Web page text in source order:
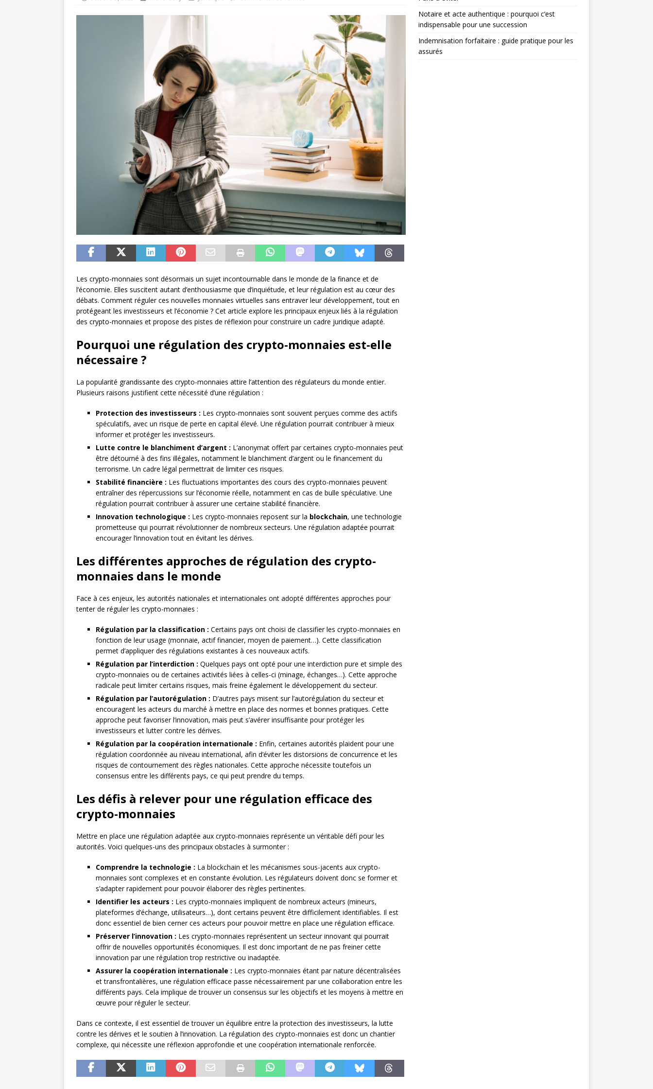
Les crypto-monnaies sont désormais un sujet incontournable dans le monde de la finance et de
l’économie. Elles suscitent autant d’enthousiasme que d’inquiétude, et leur régulation est au cœur des
débats. Comment réguler ces nouvelles monnaies virtuelles sans entraver leur développement, tout en
protégeant les investisseurs et l’économie ? Cet article explore les principaux enjeux liés à la régulation
des crypto-monnaies et propose des pistes de réflexion pour construire un cadre juridique adapté.
Pourquoi une régulation des crypto-monnaies est-elle
nécessaire ?
La popularité grandissante des crypto-monnaies attire l’attention des régulateurs du monde entier.
Plusieurs raisons justifient cette nécessité d’une régulation :
Protection des investisseurs : Les crypto-monnaies sont souvent perçues comme des actifs
spéculatifs, avec un risque de perte en capital élevé. Une régulation pourrait contribuer à mieux
informer et protéger les investisseurs.
Lutte contre le blanchiment d’argent : L’anonymat offert par certaines crypto-monnaies peut
être détourné à des fins illégales, notamment le blanchiment d’argent ou le financement du
terrorisme. Un cadre légal permettrait de limiter ces risques.
Stabilité financière : Les fluctuations importantes des cours des crypto-monnaies peuvent
entraîner des répercussions sur l’économie réelle, notamment en cas de bulle spéculative. Une
régulation pourrait contribuer à assurer une certaine stabilité financière.
Innovation technologique : Les crypto-monnaies reposent sur la blockchain, une technologie
prometteuse qui pourrait révolutionner de nombreux secteurs. Une régulation adaptée pourrait
encourager l’innovation tout en évitant les dérives.
Les différentes approches de régulation des crypto-
monnaies dans le monde
Face à ces enjeux, les autorités nationales et internationales ont adopté différentes approches pour
tenter de réguler les crypto-monnaies :
Régulation par la classification : Certains pays ont choisi de classifier les crypto-monnaies en
fonction de leur usage (monnaie, actif financier, moyen de paiement…). Cette classification
permet d’appliquer des régulations existantes à ces nouveaux actifs.
Régulation par l’interdiction : Quelques pays ont opté pour une interdiction pure et simple des
crypto-monnaies ou de certaines activités liées à celles-ci (minage, échanges…). Cette approche
radicale peut limiter certains risques, mais freine également le développement du secteur.
Régulation par l’autorégulation : D’autres pays misent sur l’autorégulation du secteur et
encouragent les acteurs du marché à mettre en place des normes et bonnes pratiques. Cette
approche peut favoriser l’innovation, mais peut s’avérer insuffisante pour protéger les
investisseurs et lutter contre les dérives.
Régulation par la coopération internationale : Enfin, certaines autorités plaident pour une
régulation coordonnée au niveau international, afin d’éviter les distorsions de concurrence et les
risques de contournement des règles nationales. Cette approche nécessite toutefois un
consensus entre les différents pays, ce qui peut prendre du temps.
Les défis à relever pour une régulation efficace des
crypto-monnaies
Mettre en place une régulation adaptée aux crypto-monnaies représente un véritable défi pour les
autorités. Voici quelques-uns des principaux obstacles à surmonter :
Comprendre la technologie : La blockchain et les mécanismes sous-jacents aux crypto-
monnaies sont complexes et en constante évolution. Les régulateurs doivent donc se former et
s’adapter rapidement pour pouvoir élaborer des règles pertinentes.
Identifier les acteurs : Les crypto-monnaies impliquent de nombreux acteurs (mineurs,
plateformes d’échange, utilisateurs…), dont certains peuvent être difficilement identifiables. Il est
donc essentiel de bien cerner ces acteurs pour pouvoir mettre en place une régulation efficace.
Préserver l’innovation : Les crypto-monnaies représentent un secteur innovant qui pourrait
offrir de nouvelles opportunités économiques. Il est donc important de ne pas freiner cette
innovation par une régulation trop restrictive ou inadaptée.
Assurer la coopération internationale : Les crypto-monnaies étant par nature décentralisées
et transfrontalières, une régulation efficace passe nécessairement par une collaboration entre les
différents pays. Cela implique de trouver un consensus sur les objectifs et les moyens à mettre en
œuvre pour réguler le secteur.
Dans ce contexte, il est essentiel de trouver un équilibre entre la protection des investisseurs, la lutte
contre les dérives et le soutien à l’innovation. La régulation des crypto-monnaies est donc un chantier
complexe, qui nécessite une réflexion approfondie et une coopération internationale renforcée.
Notaire et acte authentique : pourquoi c’est
indispensable pour une succession
Indemnisation forfaitaire : guide pratique pour les
assurés